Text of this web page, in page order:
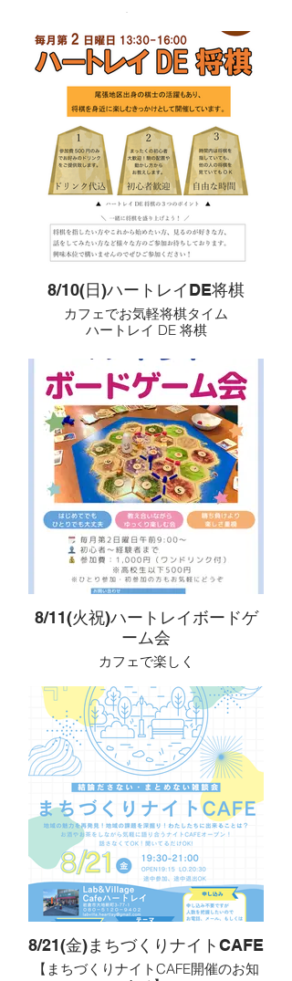
す。
もちろん、経験者の方のご参加も大歓
迎です。
出演について
出演は 1組ずつ3曲交代で行います。
無理のないペースで、
お互いに聴き合いながら進めていきま
す。
参加費について
▶ 出演される方
ーダー
・2回目以降：1組 1,000円 ＋ ワンオ
ーダー
・ワンオーダーのみでご参加いただけ
ます。
開催概要
🗓 開催日：毎月 第1土曜日
🕔 時間：17:00〜19:00
※通常は第1土曜日開催（変更の場合
あり）
「やってみたい」を応援するオープン
マイク。
HOLで、気軽に音を鳴らしてみません
か？
・賭けません
・たばこ吸いません
・細かい点数計算しません（一覧表あ
り）
・ルールから説明します
・おひとり参加大歓迎
「興味はあるけど不安…」
そんな方のための麻雀会です。
🗓毎月第一日曜日
⏰９時〜正午ごろ
💰参加費1,000円1ドリンク付き（モー
ニングも！）
📩参加希望は
labvilla.heartlay@gmail.com もしく
は 080-5120-9402 まで
8/10(日)ハートレイDE将棋
カフェでお気軽将棋タイム
ハートレイ DE 将棋
カフェの落ち着いた空間で、
将棋を気軽に楽しめる時間を開催して
います。
「指してみたい」「これから始めてみ
たい」
「見るのが好き」「将棋の話をしてみ
たい」
——そんな方まで、どなたでも歓迎で
す。
初心者の方には、
駒の配置や動かし方から丁寧にお伝え
しますので、
はじめてでも安心してご参加いただけ
ます。
時間内は、対局をしても、
他の方の将棋を眺めていてもOK。
しください。
岩倉でも将棋を楽しむきっかけになれ
ば、
という想いで開催しています。
開催概要
🗓 開催日：毎月 第2日曜日
🕜 時間：13:30〜16:00
💰 参加費：500円（ドリンク代込）
📍 場所：Lab & Village Café ハートレ
イ
※予約不要
※初心者・お一人参加 大歓迎
将棋が好きな方も、
8/11(火祝)ハートレイボードゲ
ーム会
カフェで楽しく
カフェの落ち着いた空間で、
ボードゲームをゆっくり楽しむ会を開
催しています。
はじめての方や、お一人での参加も大
歓迎。
勝ち負けにこだわるよりも、
教え合いながら、会話を楽しみつつ遊
ぶことを大切にしています。
ボードゲーム初心者の方から経験者の
方まで、
それぞれのペースで無理なく参加でき
る会です。
開催概要
8/21(金)まちづくりナイトCAFE
【まちづくりナイトCAFE開催のお知